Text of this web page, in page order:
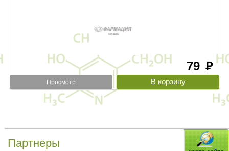
79 руб
Просмотр
Партнеры